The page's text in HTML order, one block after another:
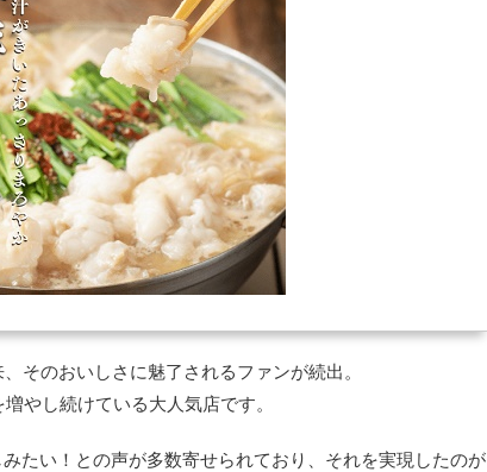
そのおいしさに魅了されるファンが続出。
やし続けている大人気店です。
たい！との声が多数寄せられており、それを実現したのが